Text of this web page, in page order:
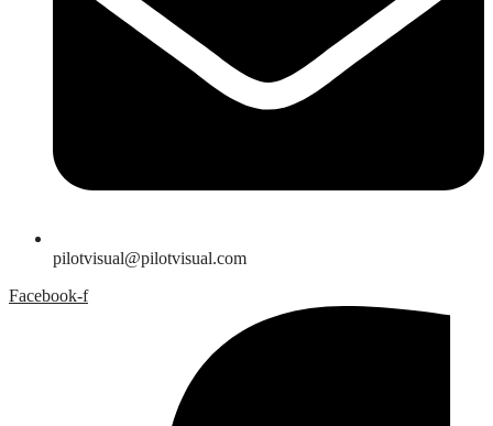
pilotvisual@pilotvisual.com
Facebook-f